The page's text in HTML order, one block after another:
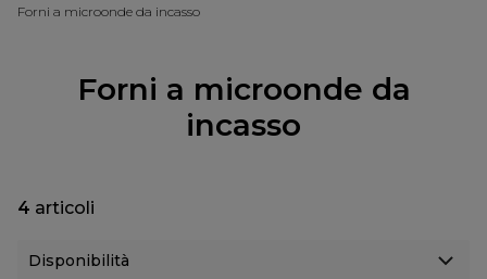
Forni a microonde da incasso
Forni a microonde da
incasso
4 articoli